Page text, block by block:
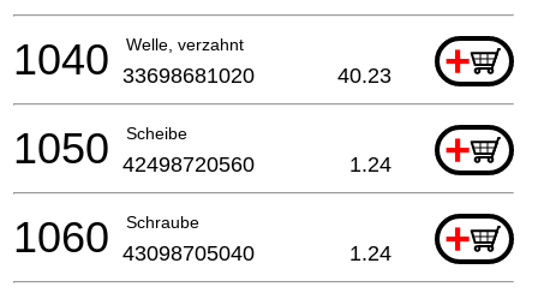
Welle, verzahnt +
1040 33698681020 40.23
Scheibe +
1050 42498720560 1.24
Schraube +
1060 43098705040 1.24